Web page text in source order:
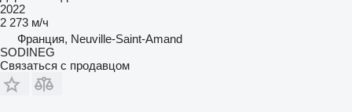
2022
2 273 м/ч
Франция, Neuville-Saint-Amand
SODINEG
Связаться с продавцом